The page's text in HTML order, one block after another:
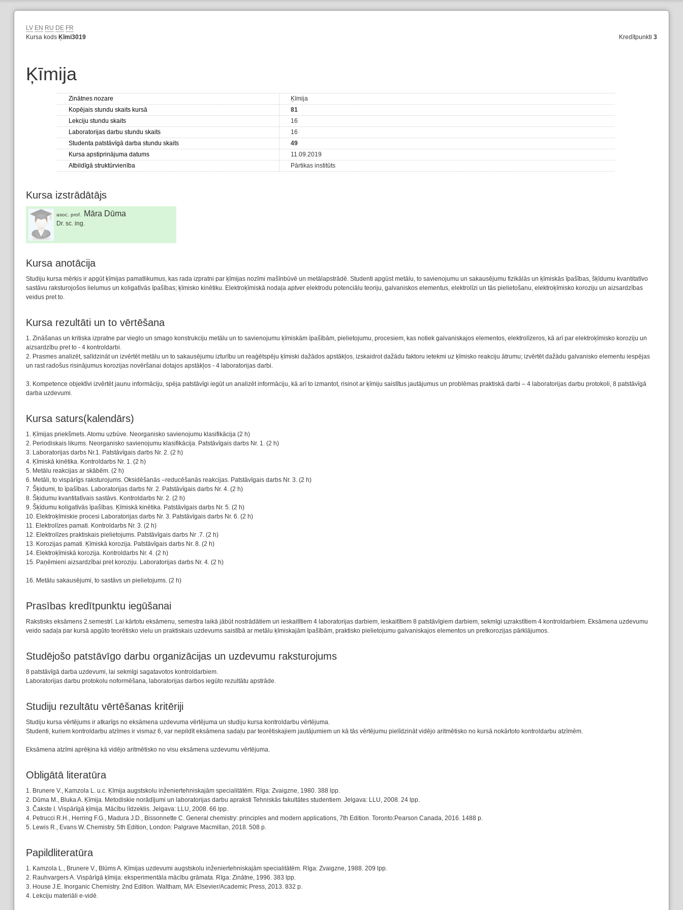
LV EN RU DE FR
Kursa kods Ķīmi3019 Kredītpunkti3
Ķīmija
Zinātnes nozare
Ķīmija
Kopējais stundu skaits kursā
81
Lekciju stundu skaits
16
Laboratorijas darbu stundu skaits
16
Studenta patstāvīgā darba stundu skaits
49
Kursa apstiprinājuma datums
11.09.2019
Atbildīgā struktūrvienība
Pārtikas institūts
Kursa izstrādātājs
asoc. prof. Māra Dūma
Dr. sc. ing.
Kursa anotācija
Studiju kursa mērķis ir apgūt ķīmijas pamatlikumus, kas rada izpratni par ķīmijas nozīmi mašīnbūvē un metālapstrādē. Studenti apgūst metālu, to savienojumu un sakausējumu fizikālās un ķīmiskās īpašības, šķīdumu kvantitatīvo
sastāvu raksturojošos lielumus un koligatīvās īpašības; ķīmisko kinētiku. Elektroķīmiskā nodaļa aptver elektrodu potenciālu teoriju, galvaniskos elementus, elektrolīzi un tās pielietošanu, elektroķīmisko koroziju un aizsardzības
veidus pret to.
Kursa rezultāti un to vērtēšana
1. Zināšanas un kritiska izpratne par vieglo un smago konstrukciju metālu un to savienojumu ķīmiskām īpašībām, pielietojumu, procesiem, kas notiek galvaniskajos elementos, elektrolīzeros, kā arī par elektroķīmisko koroziju un
aizsardzību pret to - 4 kontroldarbi.
2. Prasmes analizēt, salīdzināt un izvērtēt metālu un to sakausējumu izturību un reaģētspēju ķīmiski dažādos apstākļos, izskaidrot dažādu faktoru ietekmi uz ķīmisko reakciju ātrumu; izvērtēt dažādu galvanisko elementu iespējas
un rast radošus risinājumus korozijas novēršanai dotajos apstākļos - 4 laboratorijas darbi.
3. Kompetence objektīvi izvērtēt jaunu informāciju, spēja patstāvīgi iegūt un analizēt informāciju, kā arī to izmantot, risinot ar ķīmiju saistītus jautājumus un problēmas praktiskā darbi – 4 laboratorijas darbu protokoli, 8 patstāvīgā
darba uzdevumi.
Kursa saturs(kalendārs)
1. Ķīmijas priekšmets. Atomu uzbūve. Neorganisko savienojumu klasifikācija (2 h)
2. Periodiskais likums. Neorganisko savienojumu klasifikācija. Patstāvīgais darbs Nr. 1. (2 h)
3. Laboratorijas darbs Nr.1. Patstāvīgais darbs Nr. 2. (2 h)
4. Ķīmiskā kinētika. Kontroldarbs Nr. 1. (2 h)
5. Metālu reakcijas ar skābēm. (2 h)
6. Metāli, to vispārīgs raksturojums. Oksidēšanās –reducēšanās reakcijas. Patstāvīgais darbs Nr. 3. (2 h)
7. Šķidumi, to īpašības. Laboratorijas darbs Nr. 2. Patstāvīgais darbs Nr. 4. (2 h)
8. Šķidumu kvantitatīvais sastāvs. Kontroldarbs Nr. 2. (2 h)
9. Šķīdumu koligatīvās īpašības. Ķīmiskā kinētika. Patstāvīgais darbs Nr. 5. (2 h)
10. Elektroķīmiskie procesi Laboratorijas darbs Nr. 3. Patstāvīgais darbs Nr. 6. (2 h)
11. Elektrolīzes pamati. Kontroldarbs Nr. 3. (2 h)
12. Elektrolīzes praktiskais pielietojums. Patstāvīgais darbs Nr .7. (2 h)
13. Korozijas pamati. Ķīmiskā korozija. Patstāvīgais darbs Nr. 8. (2 h)
14. Elektroķīmiskā korozija. Kontroldarbs Nr. 4. (2 h)
15. Paņēmieni aizsardzībai pret koroziju. Laboratorijas darbs Nr. 4. (2 h)
16. Metālu sakausējumi, to sastāvs un pielietojums. (2 h)
Prasības kredītpunktu iegūšanai
Rakstisks eksāmens 2.semestrī. Lai kārtotu eksāmenu, semestra laikā jābūt nostrādātiem un ieskaitītiem 4 laboratorijas darbiem, ieskaitītiem 8 patstāvīgiem darbiem, sekmīgi uzrakstītiem 4 kontroldarbiem. Eksāmena uzdevumu
veido sadaļa par kursā apgūto teorētisko vielu un praktiskais uzdevums saistībā ar metālu ķīmiskajām īpašībām, praktisko pielietojumu galvaniskajos elementos un pretkorozijas pārklājumos.
Studējošo patstāvīgo darbu organizācijas un uzdevumu raksturojums
8 patstāvīgā darba uzdevumi, lai sekmīgi sagatavotos kontroldarbiem.
Laboratorijas darbu protokolu noformēšana, laboratorijas darbos iegūto rezultātu apstrāde.
Studiju rezultātu vērtēšanas kritēriji
Studiju kursa vērtējums ir atkarīgs no eksāmena uzdevuma vērtējuma un studiju kursa kontroldarbu vērtējuma.
Studenti, kuriem kontroldarbu atzīmes ir vismaz 6, var nepildīt eksāmena sadaļu par teorētiskajiem jautājumiem un kā tās vērtējumu pielīdzināt vidējo aritmētisko no kursā nokārtoto kontroldarbu atzīmēm.
Eksāmena atzīmi aprēķina kā vidējo aritmētisko no visu eksāmena uzdevumu vērtējuma.
Obligātā literatūra
1. Brunere V., Kamzola L. u.c. Ķīmija augstskolu inženiertehniskajām specialitātēm. Rīga: Zvaigzne, 1980. 388 lpp.
2. Dūma M., Bluka A. Ķīmija. Metodiskie norādījumi un laboratorijas darbu apraksti Tehniskās fakultātes studentiem. Jelgava: LLU, 2008. 24 lpp.
3. Čakste I. Vispārīgā ķīmija. Mācību līdzeklis. Jelgava: LLU, 2008. 66 lpp.
4. Petrucci R.H., Herring F.G., Madura J.D., Bissonnette C. General chemistry: principles and modern applications, 7th Edition. Toronto:Pearson Canada, 2016. 1488 p.
5. Lewis R., Evans W. Chemistry. 5th Edition, London: Palgrave Macmillan, 2018. 508 p.
Papildliteratūra
1. Kamzola L., Brunere V., Blūms A. Ķīmijas uzdevumi augstskolu inženiertehniskajām specialitātēm. Rīga: Zvaigzne, 1988. 209 lpp.
2. Rauhvargers A. Vispārīgā ķīmija: eksperimentāla mācību grāmata. Rīga: Zinātne, 1996. 383 lpp.
3. House J.E. Inorganic Chemistry. 2nd Edition. Waltham, MA: Elsevier/Academic Press, 2013. 832 p.
4. Lekciju materiāli e-vidē.